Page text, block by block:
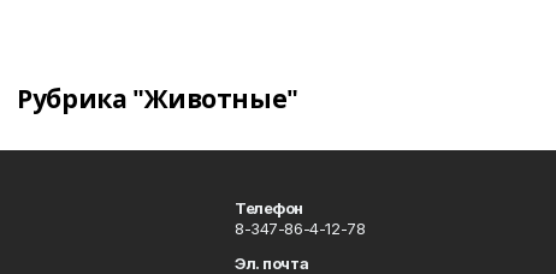
Рубрика "Животные"
Телефон
8-347-86-4-12-78
Эл. почта